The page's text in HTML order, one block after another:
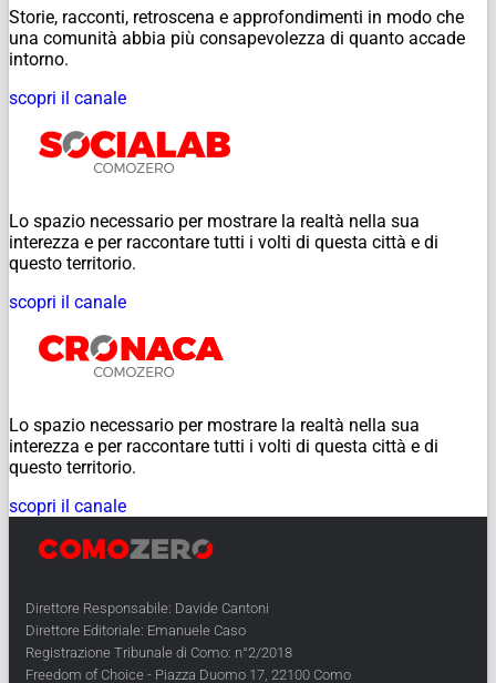
Storie, racconti, retroscena e approfondimenti in modo che
una comunità abbia più consapevolezza di quanto accade
intorno.
scopri il canale
Lo spazio necessario per mostrare la realtà nella sua
interezza e per raccontare tutti i volti di questa città e di
questo territorio.
scopri il canale
Lo spazio necessario per mostrare la realtà nella sua
interezza e per raccontare tutti i volti di questa città e di
questo territorio.
scopri il canale
Direttore Responsabile: Davide Cantoni
Direttore Editoriale: Emanuele Caso
Registrazione Tribunale di Como: n°2/2018
Freedom of Choice - Piazza Duomo 17, 22100 Como